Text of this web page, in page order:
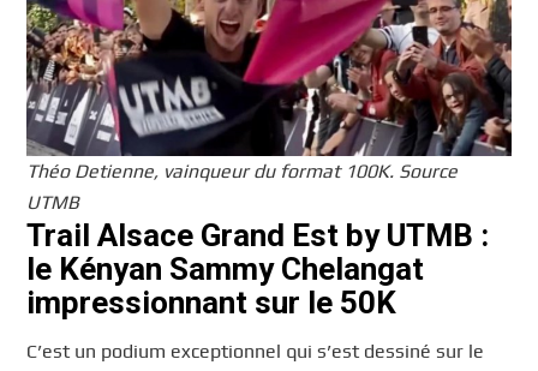
Théo Detienne, vainqueur du format 100K. Source
UTMB
Trail Alsace Grand Est by UTMB :
le Kényan Sammy Chelangat
impressionnant sur le 50K
C’est un podium exceptionnel qui s’est dessiné sur le